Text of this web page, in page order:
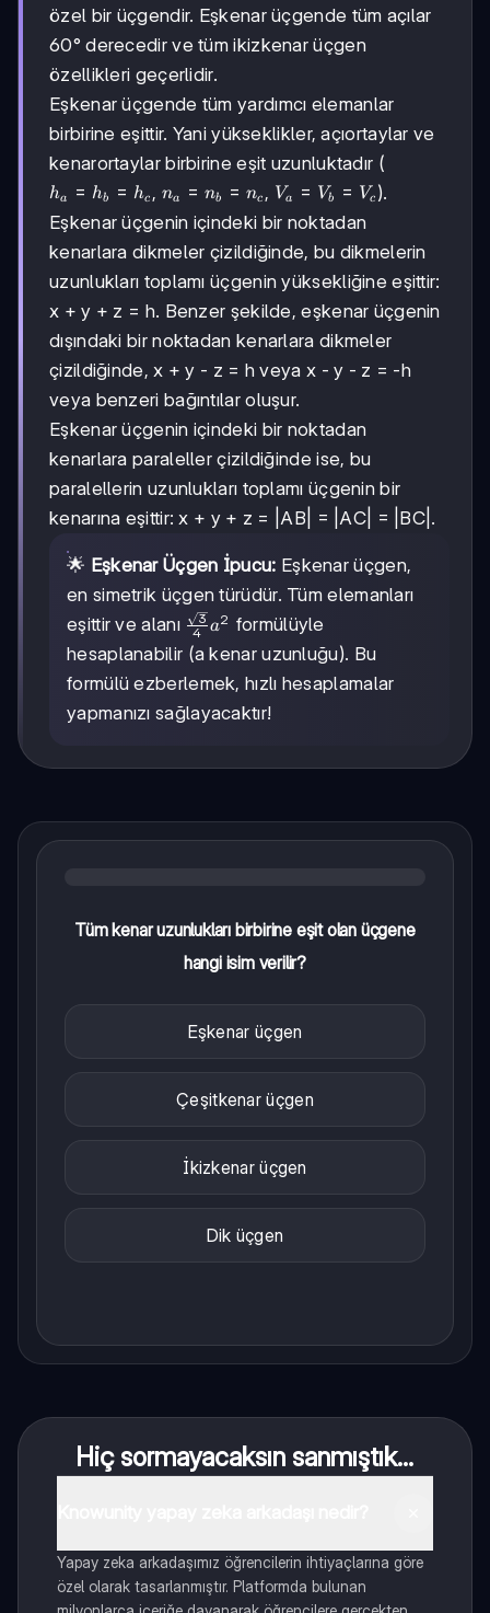
özel bir üçgendir. Eşkenar üçgende tüm açılar
60° derecedir ve tüm ikizkenar üçgen
özellikleri geçerlidir.
Eşkenar üçgende tüm yardımcı elemanlar
birbirine eşittir. Yani yükseklikler, açıortaylar ve
kenarortaylar birbirine eşit uzunluktadır (
h_a
=
h_b
=
h_c
ha = hb = hc ,n_a
=
n_b
=
n_c
na = nb = nc , V_a
=
V_b
=
V_c
Va = Vb = Vc ).
Eşkenar üçgenin içindeki bir noktadan
kenarlara dikmeler çizildiğinde, bu dikmelerin
uzunlukları toplamı üçgenin yüksekliğine eşittir:
x + y + z = h. Benzer şekilde, eşkenar üçgenin
dışındaki bir noktadan kenarlara dikmeler
çizildiğinde, x + y - z = h veya x - y - z = -h
veya benzeri bağıntılar oluşur.
Eşkenar üçgenin içindeki bir noktadan
kenarlara paraleller çizildiğinde ise, bu
paralellerin uzunlukları toplamı üçgenin bir
kenarına eşittir: x + y + z = |AB| = |AC| = |BC|.
🌟 Eşkenar Üçgen İpucu: Eşkenar üçgen,
en simetrik üçgen türüdür. Tüm elemanları
eşittir ve alanı \frac{\sqrt{3}}
{4}a^2
4
3a2 formülüyle
hesaplanabilir (a kenar uzunluğu). Bu
formülü ezberlemek, hızlı hesaplamalar
yapmanızı sağlayacaktır!
Tüm kenar uzunlukları birbirine eşit olan üçgene
hangi isim verilir?
Eşkenar üçgen
Çeşitkenar üçgen
İkizkenar üçgen
Dik üçgen
Hiç sormayacaksın sanmıştık...
Yapay zeka arkadaşımız öğrencilerin ihtiyaçlarına göre
özel olarak tasarlanmıştır. Platformda bulunan